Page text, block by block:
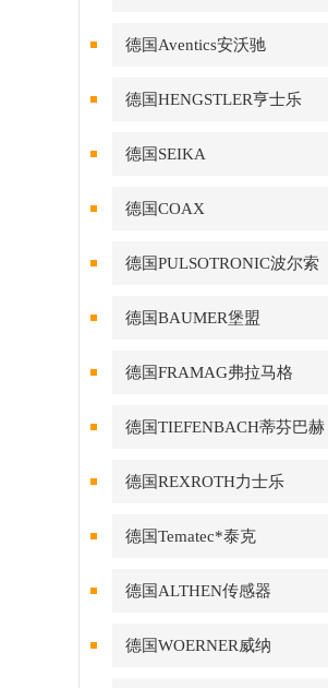
德国Aventics安沃驰
德国HENGSTLER亨士乐
德国SEIKA
德国COAX
德国PULSOTRONIC波尔索
德国BAUMER堡盟
德国FRAMAG弗拉马格
德国TIEFENBACH蒂芬巴赫
德国REXROTH力士乐
德国Tematec*泰克
德国ALTHEN传感器
德国WOERNER威纳